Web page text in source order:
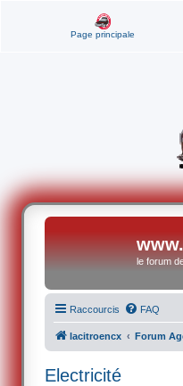
Page principale
le forum
Raccourcis FAQ
lacitroencx Forum
Electricité